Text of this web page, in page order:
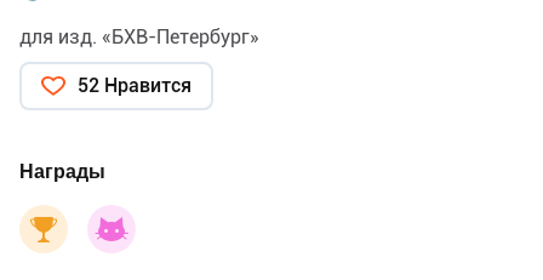
для изд. «БХВ-Петербург»
52 Нравится
Награды